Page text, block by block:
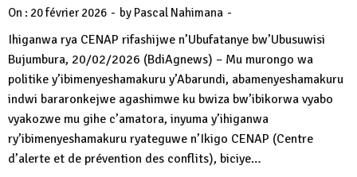
On : 20 février 2026 - by Pascal Nahimana -
Ihiganwa rya CENAP rifashijwe n’Ubufatanye bw’Ubusuwisi
Bujumbura, 20/02/2026 (BdiAgnews) – Mu murongo wa
politike y’ibimenyeshamakuru y’Abarundi, abamenyeshamakuru
indwi bararonkejwe agashimwe ku bwiza bw’ibikorwa vyabo
vyakozwe mu gihe c’amatora, inyuma y’ihiganwa
ry’ibimenyeshamakuru ryateguwe n’Ikigo CENAP (Centre
d’alerte et de prévention des conflits), biciye…